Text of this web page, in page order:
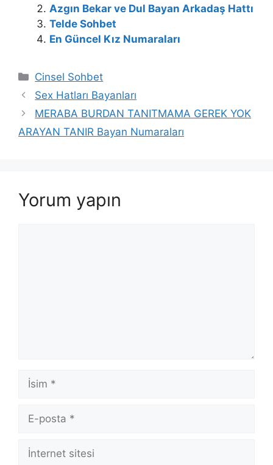
Azgın Bekar ve Dul Bayan Arkadaş Hattı
Telde Sohbet
En Güncel Kız Numaraları
Kategoriler
Cinsel Sohbet
Sex Hatları Bayanları
MERABA BURDAN TANITMAMA GEREK YOK
ARAYAN TANIR Bayan Numaraları
Yorum yapın
İsim
posta
İnternet